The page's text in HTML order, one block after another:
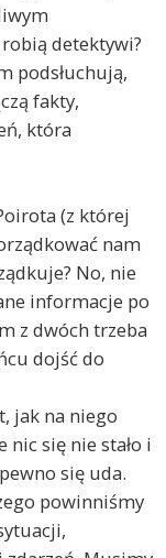
detektywi?
podsłuchują,
fakty,
która
(z której
nam
No, nie
informacje po
z dwóch trzeba
dojść do
jak na niego
się nie stało i
się uda.
powinniśmy